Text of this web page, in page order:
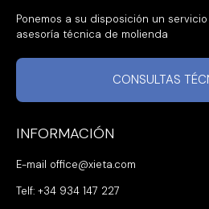
Ponemos a su disposición un
asesoría técnica de molienda
CONSULTAS
INFORMACIÓN
E-mail office@xieta.com
Telf: +34 934 147 227